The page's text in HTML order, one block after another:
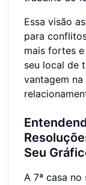
Essa visão
para
mais fortes
seu local de
vantagem
Seu
A 7ª casa